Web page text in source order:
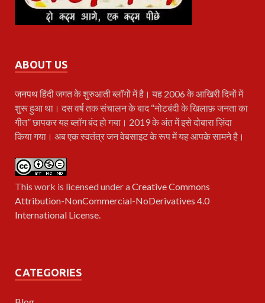
ABOUT US
जनपथहिंदी जगत के शुरुआती ब्लॉगों में है। यह 2006 के आखिरी दिनों में
शुरू हुआ था। दस वर्ष तक संचालन के बाद “नोटबंदी के खिलाफ़ जनता का
गीत” छापकर यह ब्लॉग बंद हो गया। 2019 के अंत में इसे दोबारा ज़िंदा
किया गया। अब एक स्वतंत्र जन वेबसाइट के रूप में यह आपके सामने है।
This work is licensed under aCreative Commons
Attribution-NonCommercial-NoDerivatives 4.0
International License.
CATEGORIES